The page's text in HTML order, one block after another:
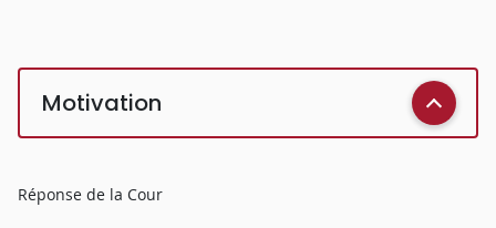
Motivation
Réponse de la Cour